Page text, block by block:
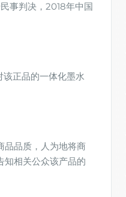
事判决，2018年中国
正品的一体化墨水
品品质，人为地将商
知相关公众该产品的